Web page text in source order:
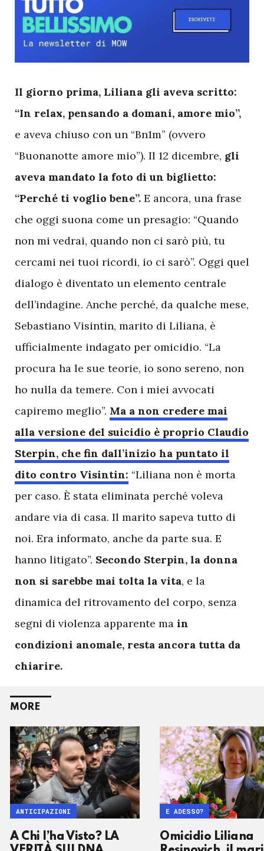
Il giorno prima, Liliana gli aveva scritto:
“In relax, pensando a domani, amore mio”,
e aveva chiuso con un “Bn1m” (ovvero
“Buonanotte amore mio”). Il 12 dicembre, gli
aveva mandato la foto di un biglietto:
“Perché ti voglio bene”. E ancora, una frase
che oggi suona come un presagio: “Quando
non mi vedrai, quando non ci sarò più, tu
cercami nei tuoi ricordi, io ci sarò”. Oggi quel
dialogo è diventato un elemento centrale
dell’indagine. Anche perché, da qualche mese,
Sebastiano Visintin, marito di Liliana, è
ufficialmente indagato per omicidio. “La
procura ha le sue teorie, io sono sereno, non
ho nulla da temere. Con i miei avvocati
capiremo meglio”. Ma a non credere mai
alla versione del suicidio è proprio Claudio
Sterpin, che fin dall’inizio ha puntato il
dito contro Visintin: “Liliana non è morta
per caso. È stata eliminata perché voleva
andare via di casa. Il marito sapeva tutto di
noi. Era informato, anche da parte sua. E
hanno litigato”. Secondo Sterpin, la donna
non si sarebbe mai tolta la vita, e la
dinamica del ritrovamento del corpo, senza
segni di violenza apparente ma in
condizioni anomale, resta ancora tutta da
chiarire.
MORE
A Chi l’ha Visto? LA
ANTICIPAZIONI
Omicidio Liliana
E ADESSO?